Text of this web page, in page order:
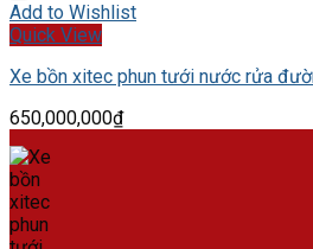
Add to Wishlist
Quick View
Xe bồn xitec phun tưới nước rửa
650,000,000₫